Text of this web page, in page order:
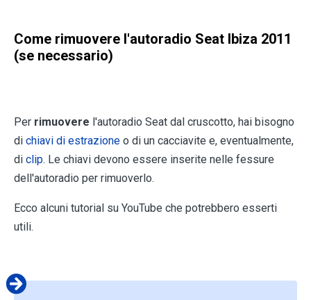
Come rimuovere l'autoradio Seat Ibiza 2011
(se necessario)
Per rimuovere l'autoradio Seat dal cruscotto, hai bisogno
di chiavi di estrazione o di un cacciavite e, eventualmente,
di clip. Le chiavi devono essere inserite nelle fessure
dell'autoradio per rimuoverlo.
Ecco alcuni tutorial su YouTube che potrebbero esserti
utili.